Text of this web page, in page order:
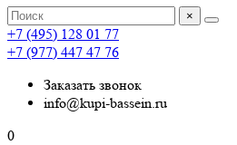
×
+7 (495) 128 01 77
+7 (977) 447 47 76
Заказать звонок
info@kupi-bassein.ru
0